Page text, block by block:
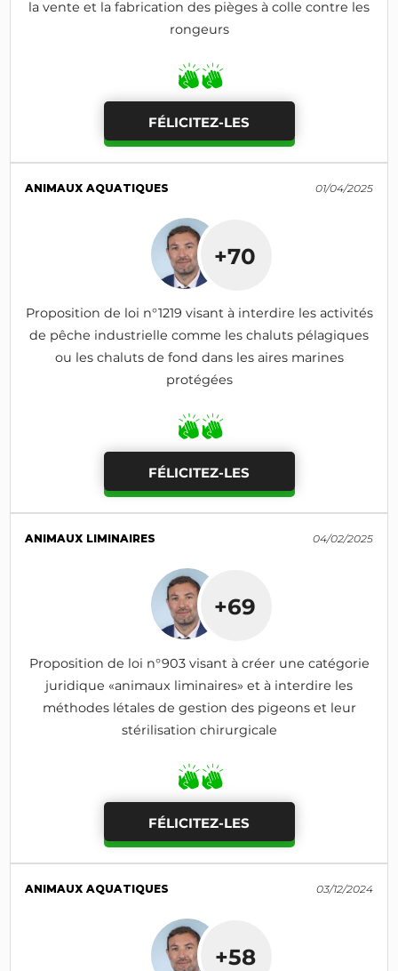
la vente et la fabrication des pièges à colle contre les
rongeurs
FÉLICITEZ-LES
ANIMAUX AQUATIQUES 01/04/2025
+70
Proposition de loi n°1219 visant à interdire les activités
de pêche industrielle comme les chaluts pélagiques
ou les chaluts de fond dans les aires marines
protégées
FÉLICITEZ-LES
ANIMAUX LIMINAIRES 04/02/2025
+69
Proposition de loi n°903 visant à créer une catégorie
juridique «animaux liminaires» et à interdire les
méthodes létales de gestion des pigeons et leur
stérilisation chirurgicale
FÉLICITEZ-LES
ANIMAUX AQUATIQUES 03/12/2024
+58